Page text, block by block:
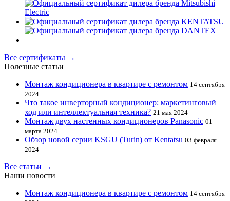
Все сертификаты →
Полезные статьи
Монтаж кондиционера в квартире с ремонтом 14 сентября
2024
Что такое инверторный кондиционер: маркетинговый
ход или интеллектуальная техника? 21 мая 2024
Монтаж двух настенных кондиционеров Panasonic 01
марта 2024
Обзор новой серии KSGU (Turin) от Kentatsu 03 февраля
2024
Все статьи →
Наши новости
Монтаж кондиционера в квартире с ремонтом 14 сентября